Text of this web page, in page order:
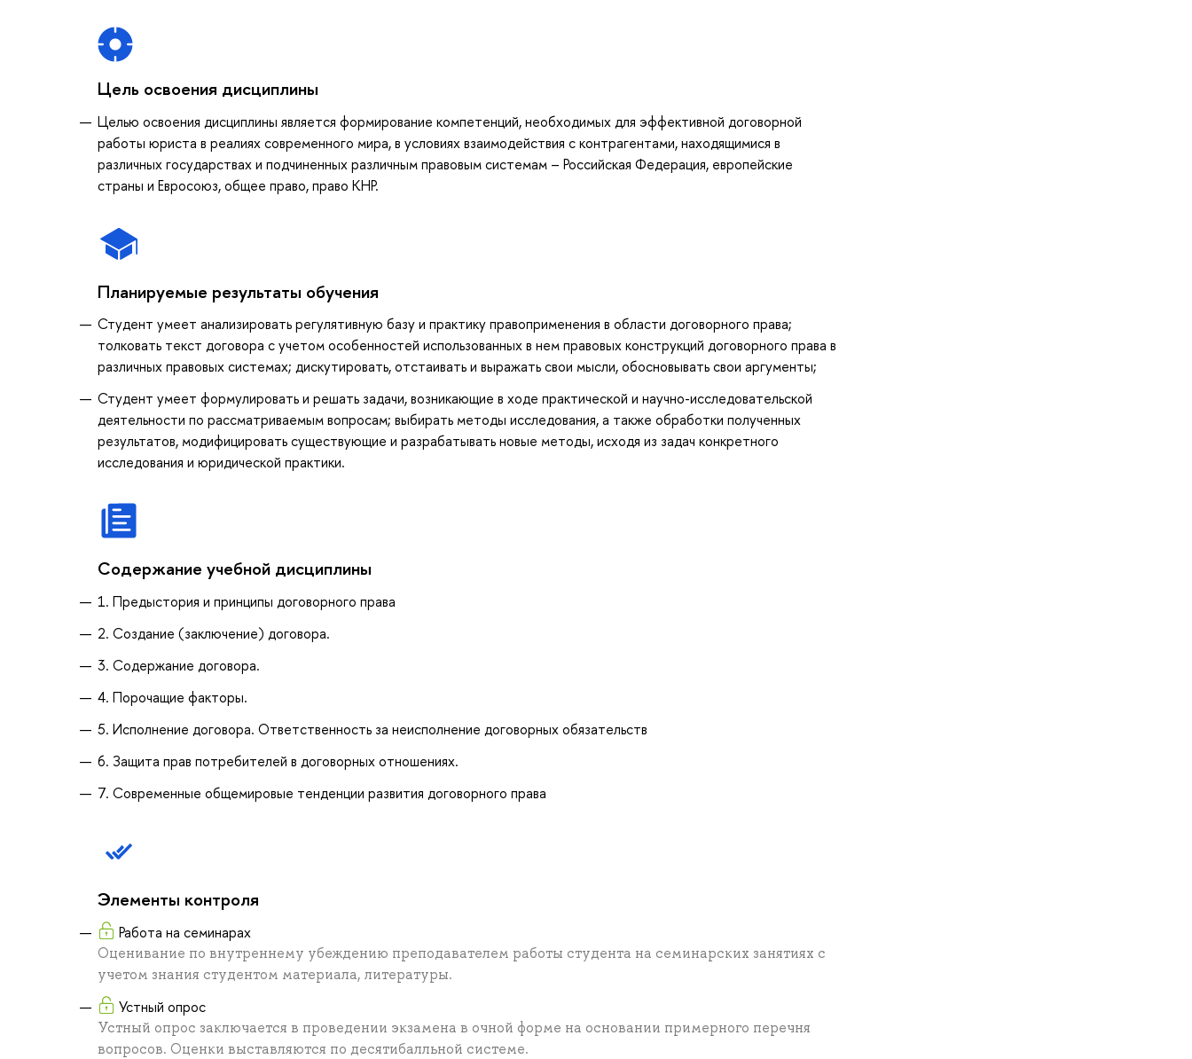
Цель освоения дисциплины
Целью освоения дисциплины является формирование компетенций, необходимых для эффективной договорной
работы юриста в реалиях современного мира, в условиях взаимодействия с контрагентами, находящимися в
различных государствах и подчиненных различным правовым системам – Российская Федерация, европейские
страны и Евросоюз, общее право, право КНР.
Планируемые результаты обучения
Студент умеет анализировать регулятивную базу и практику правоприменения в области договорного права;
толковать текст договора с учетом особенностей использованных в нем правовых конструкций договорного права в
различных правовых системах; дискутировать, отстаивать и выражать свои мысли, обосновывать свои аргументы;
Студент умеет формулировать и решать задачи, возникающие в ходе практической и научно-исследовательской
деятельности по рассматриваемым вопросам; выбирать методы исследования, а также обработки полученных
результатов, модифицировать существующие и разрабатывать новые методы, исходя из задач конкретного
исследования и юридической практики.
Содержание учебной дисциплины
1. Предыстория и принципы договорного права
2. Создание (заключение) договора.
3. Содержание договора.
4. Порочащие факторы.
5. Исполнение договора. Ответственность за неисполнение договорных обязательств
6. Защита прав потребителей в договорных отношениях.
7. Современные общемировые тенденции развития договорного права
Элементы контроля
Работа на семинарах
Оценивание по внутреннему убеждению преподавателем работы студента на семинарских занятиях с
учетом знания студентом материала, литературы.
Устный опрос
Устный опрос заключается в проведении экзамена в очной форме на основании примерного перечня
вопросов. Оценки выставляются по десятибалльной системе.